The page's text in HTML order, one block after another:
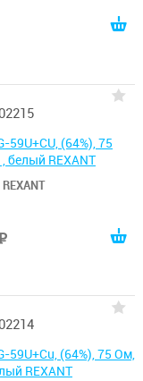
59U+CU, (64%), 75
белый REXANT
REXANT
59U+Cu, (64%), 75 Ом,
REXANT